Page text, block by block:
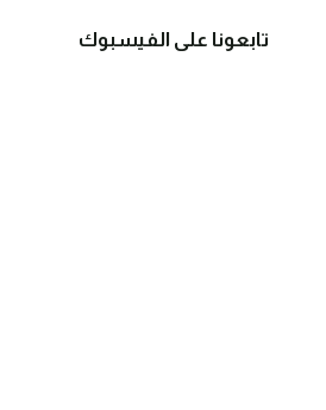
تابعونا على الفيسبوك